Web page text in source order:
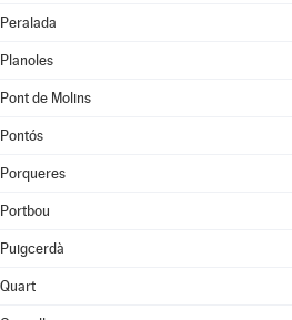
Peralada
Planoles
Pont de Molins
Pontós
Porqueres
Portbou
Puigcerdà
Quart